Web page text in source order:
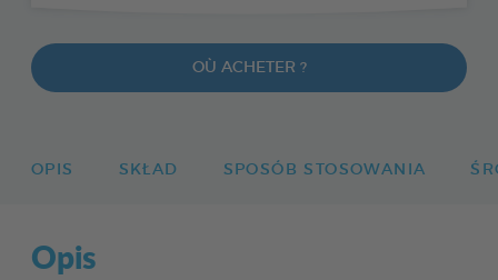
OÙ ACHETER ?
OPIS SKŁAD SPOSÓB STOSOWANIA
Opis